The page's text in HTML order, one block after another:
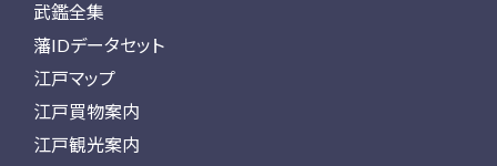
武鑑全集
藩IDデータセット
江戸マップ
江戸買物案内
江戸観光案内